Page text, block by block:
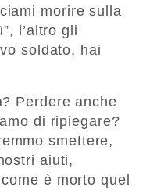
morire sulla
l’altro gli
soldato, hai
Perdere anche
di ripiegare?
smettere,
aiuti,
è morto quel